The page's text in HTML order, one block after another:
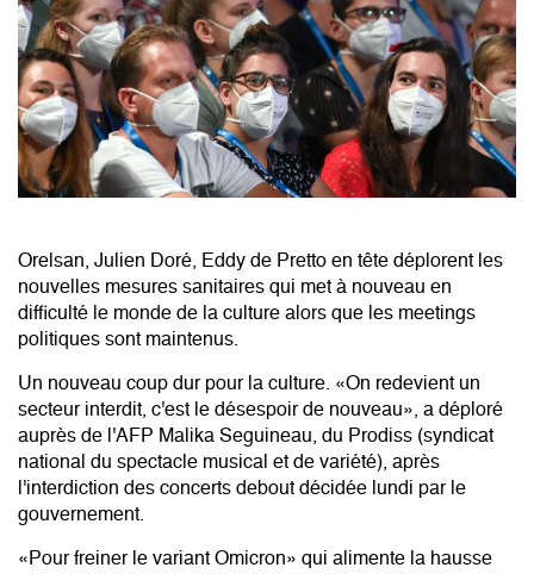
Orelsan, Julien Doré, Eddy de Pretto en tête déplorent les
nouvelles mesures sanitaires qui met à nouveau en
difficulté le monde de la culture alors que les meetings
politiques sont maintenus.
Un nouveau coup dur pour la culture. «On redevient un
secteur interdit, c'est le désespoir de nouveau», a déploré
auprès de l'AFP Malika Seguineau, du Prodiss (syndicat
national du spectacle musical et de variété), après
l'interdiction des concerts debout décidée lundi par le
gouvernement.
«Pour freiner le variant Omicron» qui alimente la hausse